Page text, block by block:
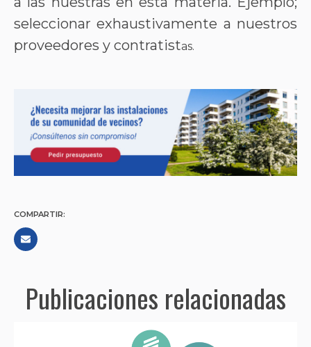
seleccionar exhaustivamente a nuestros
proveedores y contratistas.
COMPARTIR:
Publicaciones relacionadas